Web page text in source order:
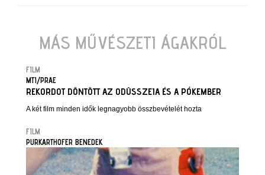
MÁS MŰVÉSZETI ÁGAKRÓL
FILM
MTI/PRAE
REKORDOT DÖNTÖTT AZ ODÜSSZEIA ÉS A PÓKEMBER
A két film minden idők legnagyobb összbevételét hozta
FILM
PURKARTHOFER BENEDEK